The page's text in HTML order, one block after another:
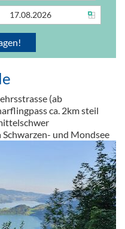
(ab
ca. 2km steil
und Mondsee